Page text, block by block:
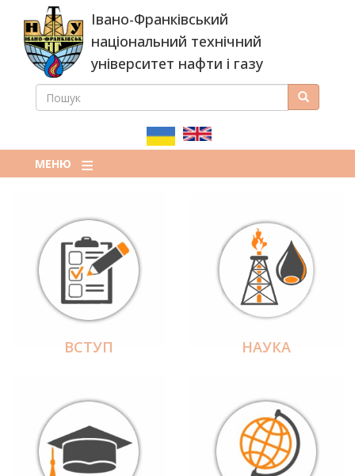
основного
вмісту
Івано-Франківський
національний технічний
університет нафти і газу
ПОШУКОВА
ПОШУК Пошук
МЕНЮ
ВСТУП НАУКА